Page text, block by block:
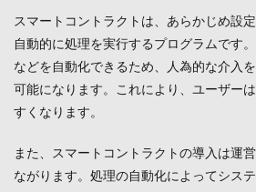
スマートコントラクトは、あらかじめ設
自動的に処理を実行するプログラムです
などを自動化できるため、人為的な介入
可能になります。これにより、ユーザー
すくなります。
また、スマートコントラクトの導入は運
ながります。処理の自動化によってシス